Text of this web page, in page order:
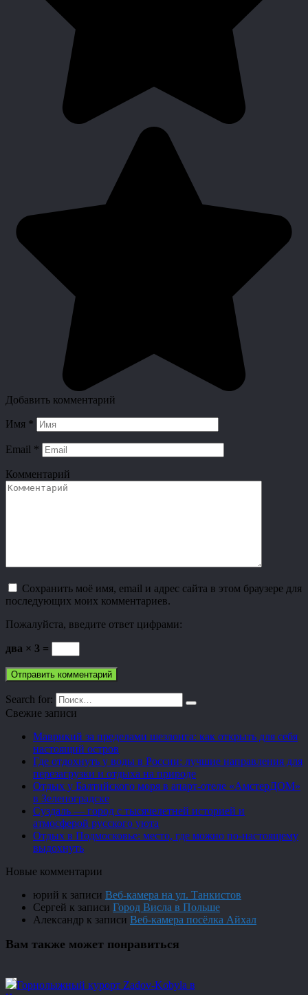
Добавить комментарий
Имя *
Email *
Комментарий
Сохранить моё имя, email и адрес сайта в этом браузере для
последующих моих комментариев.
Пожалуйста, введите ответ цифрами:
два × 3 =
Search for:
Свежие записи
Маврикий за пределами шезлонга: как открыть для себя
настоящий остров
Где отдохнуть у воды в России: лучшие направления для
перезагрузки и отдыха на природе
Отдых у Балтийского моря в апарт-отеле «АмстерДОМ»
в Зеленоградске
Суздаль — город с тысячелетней историей и
атмосферой русского уюта
Отдых в Подмосковье: место, где можно по-настоящему
выдохнуть
Новые комментарии
юрий к записи Веб-камера на ул. Танкистов
Сергей к записи Город Висла в Польше
Александр к записи Веб-камера посёлка Айхал
Вам также может понравиться
Горнолыжный курорт Zadov-Kobyla в